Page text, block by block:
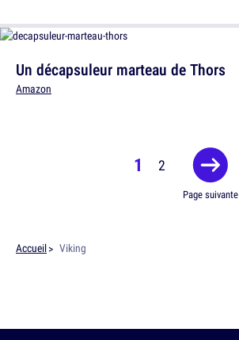
Un décapsuleur marteau de Thors
Amazon
1 2
Page suivante
Accueil Viking